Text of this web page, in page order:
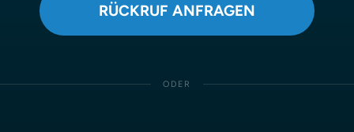
RÜCKRUF ANFRAGEN
ODER